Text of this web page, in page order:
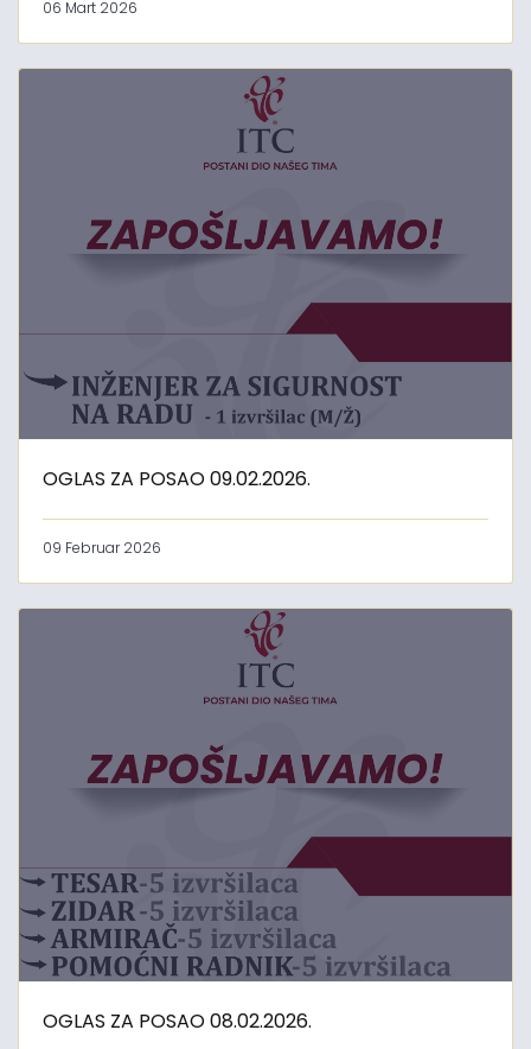
06 Mart 2026
OGLAS ZA POSAO 09.02.2026.
09 Februar 2026
OGLAS ZA POSAO 08.02.2026.